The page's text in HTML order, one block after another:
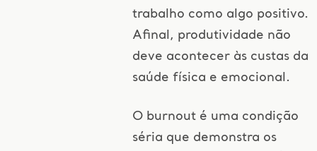
trabalho como algo positivo.
Afinal, produtividade não
deve acontecer às custas da
saúde física e emocional.
O burnout é uma condição
séria que demonstra os